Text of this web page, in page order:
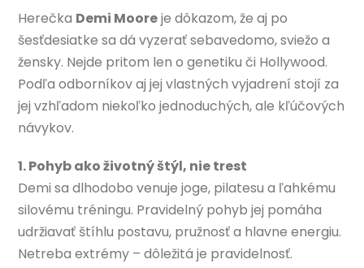
Herečka Demi Mooreje dôkazom, že aj po
šesťdesiatke sa dá vyzerať sebavedomo, sviežo a
žensky. Nejde pritom len o genetiku či Hollywood.
Podľa odborníkov aj jej vlastných vyjadrení stojí za
jej vzhľadom niekoľko jednoduchých, ale kľúčových
návykov.
1. Pohyb ako životný štýl, nie trest
Demi sa dlhodobo venuje joge, pilatesu a ľahkému
silovému tréningu. Pravidelný pohyb jej pomáha
udržiavať štíhlu postavu, pružnosť a hlavne energiu.
Netreba extrémy – dôležitá je pravidelnosť.